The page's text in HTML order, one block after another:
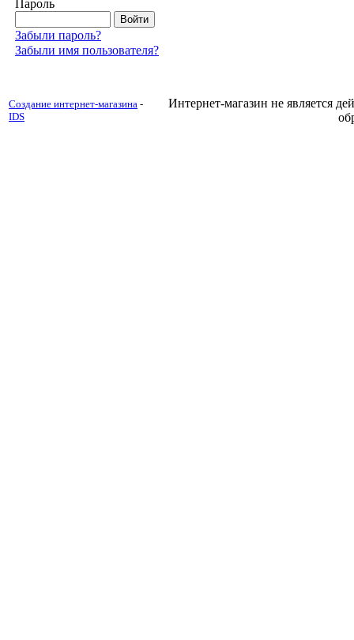
Пароль
Забыли пароль?
Забыли имя пользователя?
Создание интернет-магазина -
IDS
Интернет-магазин не является